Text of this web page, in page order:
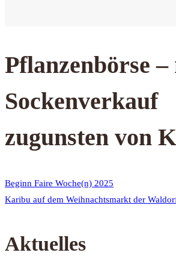
Pflanzenbörse
Sockenverkauf
zugunsten von
Beginn Faire Woche(n) 2025
Karibu auf dem Weihnachtsmarkt der
Aktuelles